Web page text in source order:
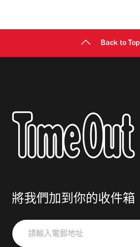
Back to Top
將我們加到你的收件箱
請
輸